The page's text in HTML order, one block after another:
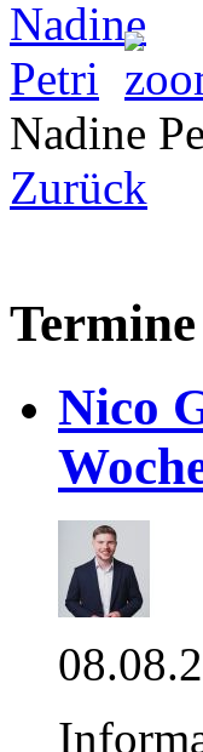
Nadine
Zurück
Termine
Nico